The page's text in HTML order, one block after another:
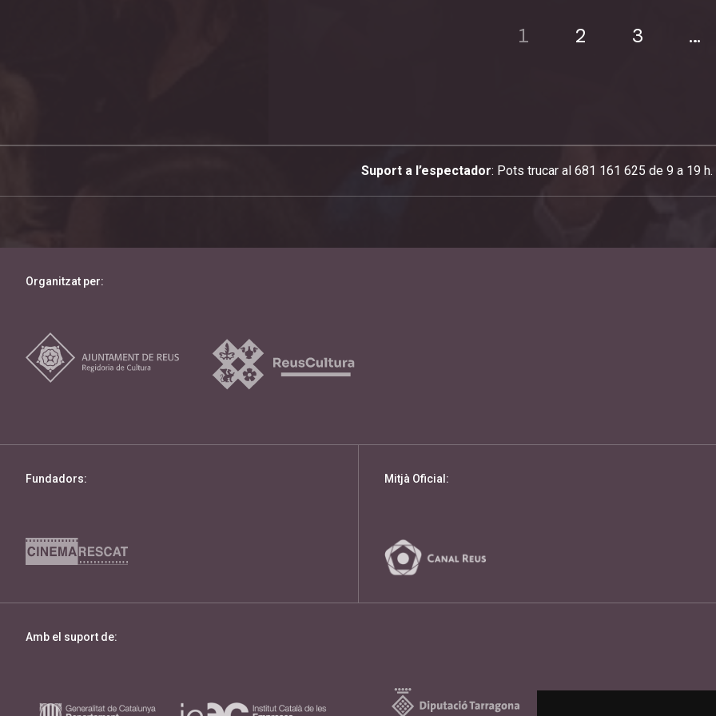
1 2 3 …
Suport a l’espectador: Pots trucar al 681 161 625 de 9 a 19 h.
Organitzat per:
Fundadors: Mitjà Oficial:
Amb el suport de: